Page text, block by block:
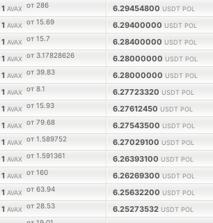
1 AVAX от 286 6.29454800 USDT POL
1 AVAX от 15.69 6.29400000 USDT POL
1 AVAX от 15.7 6.28400000 USDT POL
1 AVAX от 3.17828626 6.28000000 USDT POL
1 AVAX от 39.83 6.28000000 USDT POL
1 AVAX от 8.1 6.27723320 USDT POL
1 AVAX от 15.93 6.27612450 USDT POL
1 AVAX от 79.68 6.27543500 USDT POL
1 AVAX от 1.589752 6.27029100 USDT POL
1 AVAX от 1.591361 6.26393100 USDT POL
1 AVAX от 160 6.26269300 USDT POL
1 AVAX от 63.94 6.25632200 USDT POL
1 AVAX от 28.53 6.25273532 USDT POL